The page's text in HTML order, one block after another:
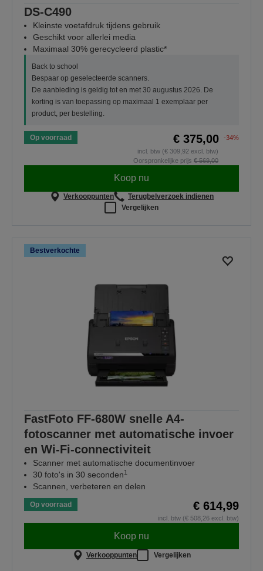
DS-C490
Kleinste voetafdruk tijdens gebruik
Geschikt voor allerlei media
Maximaal 30% gerecycleerd plastic*
Back to school
Bespaar op geselecteerde scanners.
De aanbieding is geldig tot en met 30 augustus 2026. De
korting is van toepassing op maximaal 1 exemplaar per
product, per bestelling.
Op voorraad € 375,00
-34%
incl. btw (€ 309,92 excl. btw)
Oorspronkelijke prijs € 569,00
Koop nu
Verkooppunten
Terugbelverzoek indienen
Vergelijken
Bestverkochte
FastFoto FF-680W snelle A4-
fotoscanner met automatische invoer
en Wi-Fi-connectiviteit
Scanner met automatische documentinvoer
30 foto's in 30 seconden1
Scannen, verbeteren en delen
Op voorraad € 614,99
incl. btw (€ 508,26 excl. btw)
Koop nu
Verkooppunten Vergelijken